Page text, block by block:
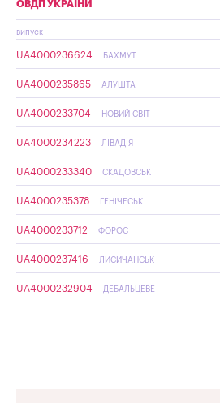
ОВДП УКРАЇНИ
випуск
UA4000236624 БАХМУТ
UA4000235865 АЛУШТА
UA4000233704 НОВИЙ СВІТ
UA4000234223 ЛІВАДІЯ
UA4000233340 СКАДОВСЬК
UA4000235378 ГЕНІЧЕСЬК
UA4000233712 ФОРОС
UA4000237416 ЛИСИЧАНСЬК
UA4000232904 ДЕБАЛЬЦЕВЕ